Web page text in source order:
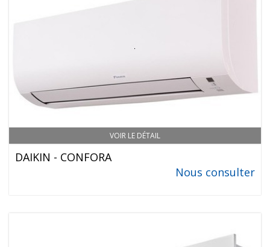
VOIR LE DÉTAIL
DAIKIN - CONFORA
Nous consulter